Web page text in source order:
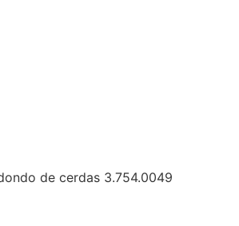
de cerdas 3.754.0049